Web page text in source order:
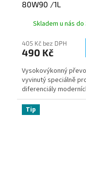
80W90 /1L
Skladem u nás
405 Kč bez DPH
490 Kč
Vysokovýkonný
vyvinutý speciálně
diferenciály
Tip